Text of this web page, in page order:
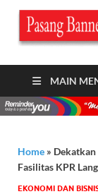
MAIN
Home » Dekatkan
Fasilitas KPR
EKONOMI DAN